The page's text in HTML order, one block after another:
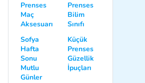
Prenses
Maç
Aksesuarı
Prenses
Bilim
Sınıfı
Sofya
Hafta
Sonu
Mutlu
Günler
Küçük
Prenses
Güzellik
İpuçları